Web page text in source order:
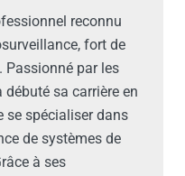
reconnu
fort de
Passionné par les
sa carrière en
se spécialiser dans
de systèmes de
à ses